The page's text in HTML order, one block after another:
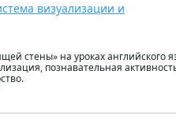
визуализации и
стены» на уроках английского
познавательная